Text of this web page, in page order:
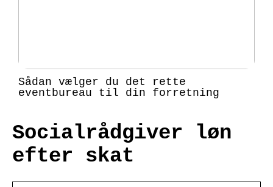
Sådan vælger du det rette
eventbureau til din forretning
Socialrådgiver løn
efter skat